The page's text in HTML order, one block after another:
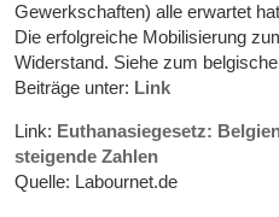
Gewerkschaften) alle erwartet
Die erfolgreiche Mobilisierung
Widerstand. Siehe zum
Beiträge unter: Link
Link: Euthanasiegesetz:
steigende Zahlen
Quelle: Labournet.de